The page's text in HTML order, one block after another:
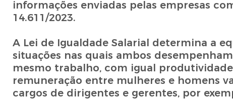
informações enviadas pelas empresas
14.611/2023.
A Lei de Igualdade Salarial determina a
situações nas quais ambos
mesmo trabalho, com igual
remuneração entre mulheres e homens
cargos de dirigentes e gerentes, por